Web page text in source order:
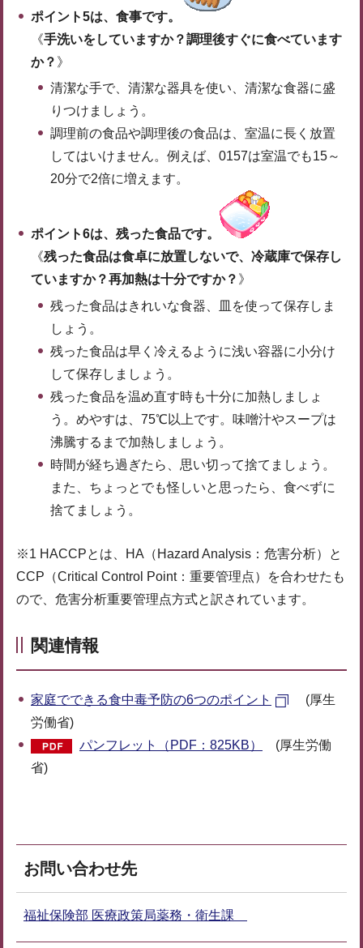
ポイント5は、食事です。
《手洗いをしていますか？調理後すぐに食べています
か？ 》
清潔な手で、清潔な器具を使い、清潔な食器に盛
りつけましょう。
調理前の食品や調理後の食品は、室温に長く放置
してはいけません。例えば、0157は室温でも15～
20分で2倍に増えます。
ポイント6は、残った食品です。
《残った食品は食卓に放置しないで、冷蔵庫で保存し
ていますか？再加熱は十分ですか？ 》
残った食品はきれいな食器、皿を使って保存しま
しょう。
残った食品は早く冷えるように浅い容器に小分け
して保存しましょう。
残った食品を温め直す時も十分に加熱しましょ
う。めやすは、75℃以上です。味噌汁やスープは
沸騰するまで加熱しましょう。
時間が経ち過ぎたら、思い切って捨てましょう。
また、ちょっとでも怪しいと思ったら、食べずに
捨てましょう。
※1 HACCPとは、HA（Hazard Analysis：危害分析）と
CCP（Critical Control Point：重要管理点）を合わせたも
ので、危害分析重要管理点方式と訳されています。
関連情報
家庭でできる食中毒予防の6つのポイント
(厚生
労働省)
パンフレット（PDF：825KB）
(厚生労働
省)
お問い合わせ先
福祉保険部 医療政策局薬務・衛生課